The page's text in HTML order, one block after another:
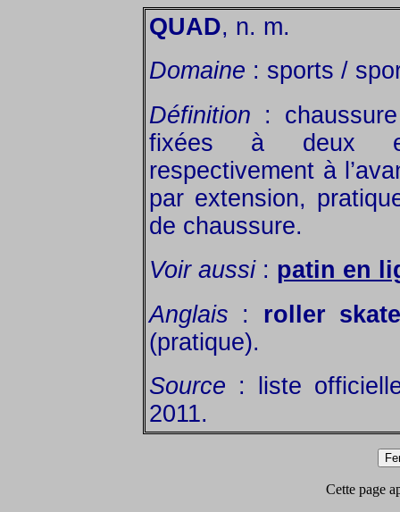
QUAD, n. m.
Domaine : sports /
Définition :
fixées à deux
respectivement à
par extension,
de chaussure.
Voir aussi: patin en
Anglais : roller
(pratique).
Source : liste
2011.
Cette page